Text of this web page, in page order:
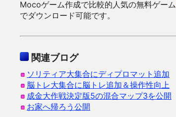
Mocoゲーム作成で比較的人気の無料ゲーム
でダウンロード可能です。
関連ブログ
ソリティア大集合にディプロマット追加
脳トレ大集合に脳トレ追加＆操作性向上
成金大作戦決定版5の混合マップ3を公開
お家へ帰ろう公開